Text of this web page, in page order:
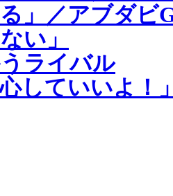
」／アブダビ
い」
ライバル
していいよ！